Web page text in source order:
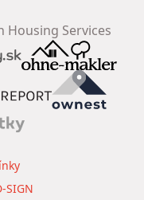
Housing Services
SIGN